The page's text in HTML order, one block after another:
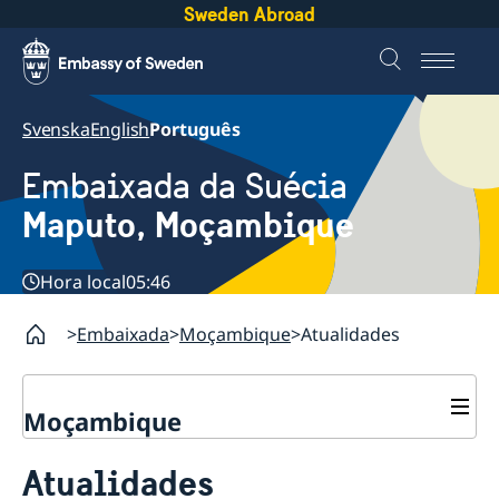
Sweden Abroad
SvenskaEnglishPortuguês
Embaixada da Suécia
Maputo, Moçambique
Hora local05:46
Embaixada Moçambique Atualidades
Moçambique
Sobre nós
Atualidades